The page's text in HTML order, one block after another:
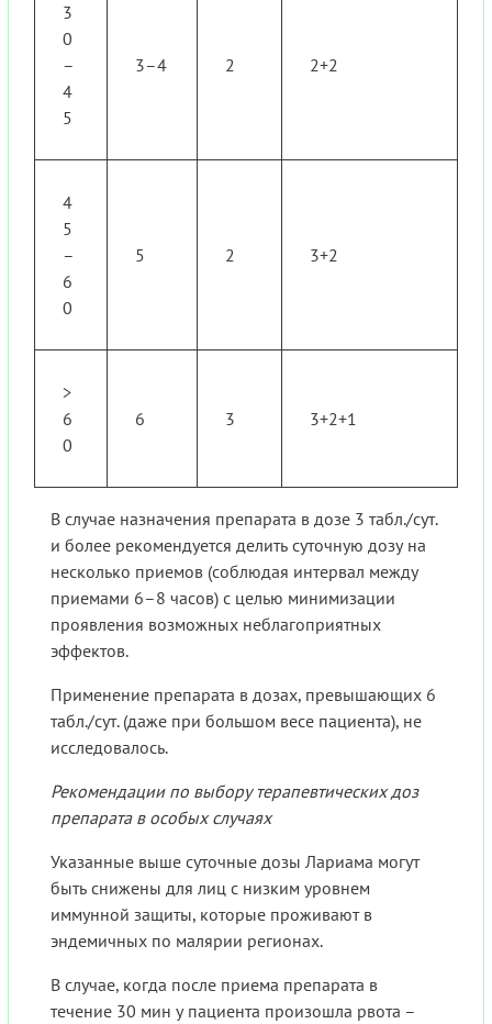
3
0
–
4
5
3–4 2 2+2
4
5
–
6
0
5 2 3+2
>
6
0
6 3 3+2+1
В случае назначения препарата в дозе 3 табл./сут.
и более рекомендуется делить суточную дозу на
несколько приемов (соблюдая интервал между
приемами 6–8 часов) с целью минимизации
проявления возможных неблагоприятных
эффектов.
Применение препарата в дозах, превышающих 6
табл./сут. (даже при большом весе пациента), не
исследовалось.
Рекомендации по выбору терапевтических доз
препарата в особых случаях
Указанные выше суточные дозы Лариама могут
быть снижены для лиц с низким уровнем
иммунной защиты, которые проживают в
эндемичных по малярии регионах.
В случае, когда после приема препарата в
течение 30 мин у пациента произошла рвота –